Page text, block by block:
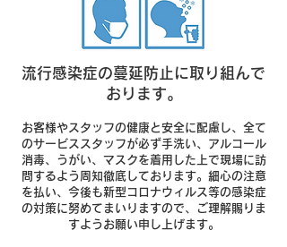
流行感染症の蔓延防止に取り組んで
おります。
お客様やスタッフの健康と安全に配慮し、全て
のサービススタッフが必ず手洗い、アルコール
消毒、うがい、マスクを着用した上で現場に訪
問するよう周知徹底しております。細心の注意
を払い、今後も新型コロナウィルス等の感染症
の対策に努めてまいりますので、ご理解賜りま
すようお願い申し上げます。